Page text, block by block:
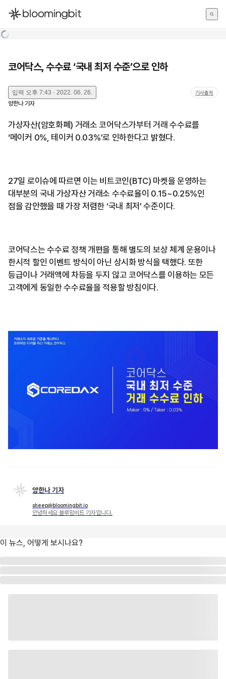
한국어
코어닥스, 수수료 ‘국내 최저 수준’으로 인하
입력 오후 7:43 · 2022. 06. 26. 기사출처
양한나 기자
가상자산(암호화폐) 거래소 코어닥스가부터 거래 수수료를
‘메이커 0%, 테이커 0.03%’로 인하한다고 밝혔다.
27일 로이슈에 따르면 이는 비트코인(BTC) 마켓을 운영하는
대부분의 국내 가상자산 거래소 수수료율이 0.15~0.25%인
점을 감안했을 때 가장 저렴한 ‘국내 최저’ 수준이다.
코어닥스는 수수료 정책 개편을 통해 별도의 보상 체계 운용이나
한시적 할인 이벤트 방식이 아닌 상시화 방식을 택했다. 또한
등급이나 거래액에 차등을 두지 않고 코어닥스를 이용하는 모든
고객에게 동일한 수수료율을 적용할 방침이다.
양한나 기자
sheep@bloomingbit.io
안녕하세요 블루밍비트 기자입니다.
이 뉴스, 어떻게 보시나요?